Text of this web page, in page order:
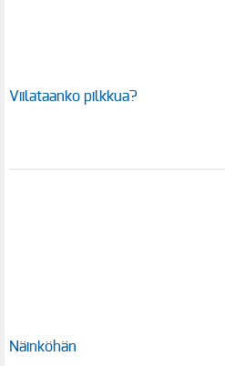
Viilataanko pilkkua?
Näinköhän